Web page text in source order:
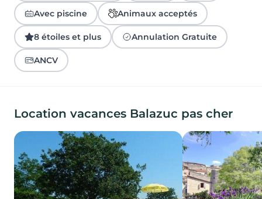
Avec piscine Animaux acceptés
8 étoiles et plus Annulation Gratuite
ANCV
Location vacances Balazuc pas cher